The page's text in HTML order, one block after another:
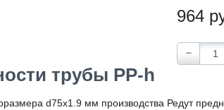
964
-
трубы PP-h
d75x1.9 мм производства Редут